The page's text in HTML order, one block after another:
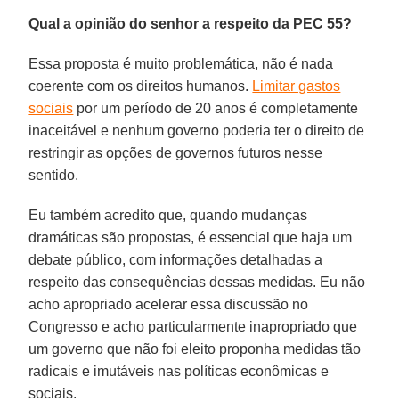
Qual a opinião do senhor a respeito da PEC 55?
Essa proposta é muito problemática, não é nada
coerente com os direitos humanos. Limitar gastos
sociais por um período de 20 anos é completamente
inaceitável e nenhum governo poderia ter o direito de
restringir as opções de governos futuros nesse
sentido.
Eu também acredito que, quando mudanças
dramáticas são propostas, é essencial que haja um
debate público, com informações detalhadas a
respeito das consequências dessas medidas. Eu não
acho apropriado acelerar essa discussão no
Congresso e acho particularmente inapropriado que
um governo que não foi eleito proponha medidas tão
radicais e imutáveis nas políticas econômicas e
sociais.